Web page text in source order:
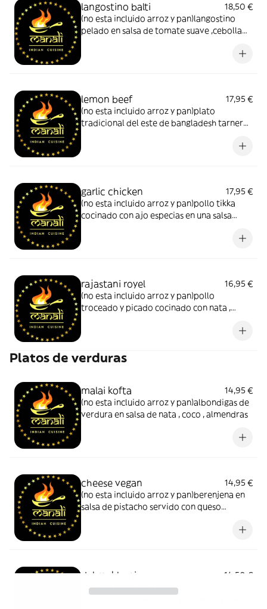
langostino balti
18,50 €
(no esta incluido arroz y pan)langostino
pelado en salsa de tomate suave ,cebolla
lemon beef
17,95 €
(no esta incluido arroz y pan)plato
tradicional del este de bangladesh tarnera
garlic chicken
17,95 €
(no esta incluido arroz y pan)pollo tikka
cocinado con ajo especias en una salsa
rajastani royel
16,95 €
(no esta incluido arroz y pan)pollo
troceado y picado cocinado con nata ,
Platos de verduras
malai kofta
14,95 €
(no esta incluido arroz y pan)albondigas de
verdura en salsa de nata , coco , almendras
cheese vegan
14,95 €
(no esta incluido arroz y pan)berenjena en
salsa de pistacho servido con queso
dal makhani
14,50 €
(no esta incluido arroz y pan)lentejas negras